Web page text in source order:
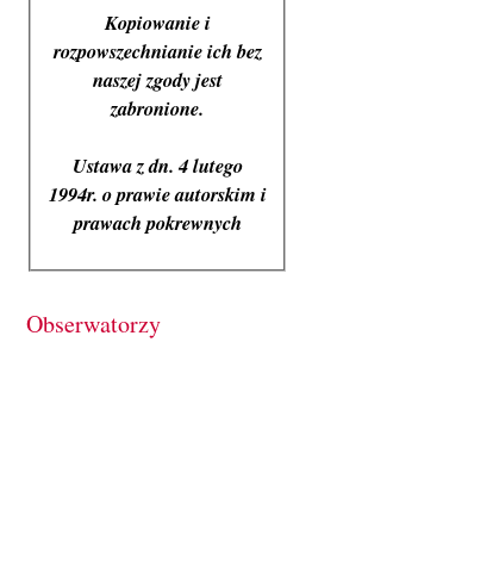
Kopiowanie i
rozpowszechnianie ich bez
naszej zgody jest
zabronione.
Ustawa z dn. 4 lutego
1994r. o prawie autorskim i
prawach pokrewnych
Obserwatorzy